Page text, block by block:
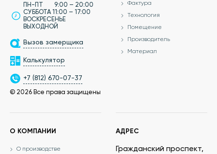
ПН-ПТ 9:00 – 20:00
СУББОТА 11:00 – 17:00
ВОСКРЕСЕНЬЕ
ВЫХОДНОЙ
Вызов замерщика
Калькулятор
+7 (812) 670-07-37
© 2026 Все права защищены
Фактура
Технология
Помещение
Производитель
Материал
О КОМПАНИИ
О производстве
АДРЕС
Гражданский проспект,